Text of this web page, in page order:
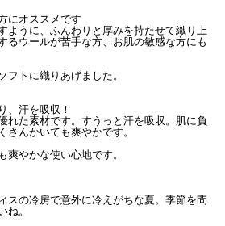
にオススメです
ように、ふんわりと厚みを持たせて織り上
るウールが苦手な方、お肌の敏感な方にも
フトに織りあげました。
、汗を吸収！
れた素材です。すうっと汗を吸収。肌に負
さんかいても爽やかです。
爽やかな使い心地です。
スの冷房で意外に冷えがちな夏。季節を問
ね。